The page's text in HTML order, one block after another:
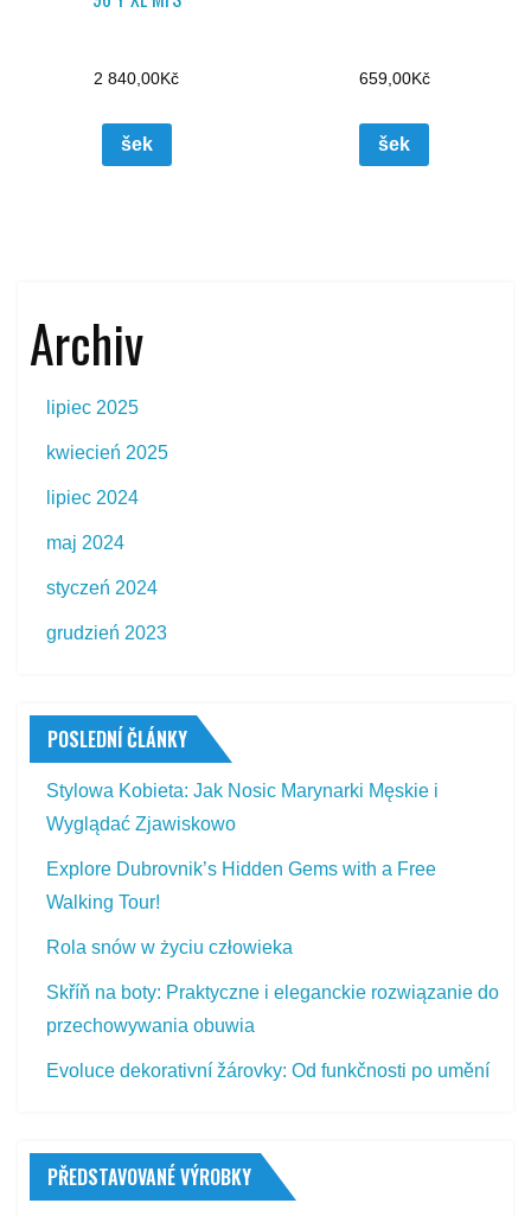
2 840,00Kč
šek
659,00Kč
šek
Archiv
lipiec 2025
kwiecień 2025
lipiec 2024
maj 2024
styczeń 2024
grudzień 2023
POSLEDNÍ ČLÁNKY
Stylowa Kobieta: Jak Nosic Marynarki Męskie i
Wyglądać Zjawiskowo
Explore Dubrovnik’s Hidden Gems with a Free
Walking Tour!
Rola snów w życiu człowieka
Skříň na boty: Praktyczne i eleganckie rozwiązanie do
przechowywania obuwia
Evoluce dekorativní žárovky: Od funkčnosti po umění
PŘEDSTAVOVANÉ VÝROBKY